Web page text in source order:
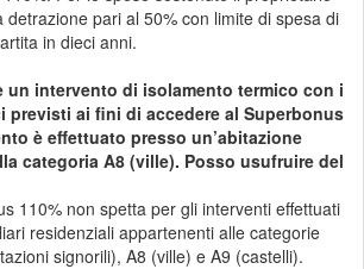
detrazione pari al 50% con limite di spesa di
in dieci anni.
un intervento di isolamento termico con i
previsti ai fini di accedere al Superbonus
è effettuato presso un’abitazione
categoria A8 (ville). Posso usufruire del
110% non spetta per gli interventi effettuati
residenziali appartenenti alle categorie
signorili), A8 (ville) e A9 (castelli).